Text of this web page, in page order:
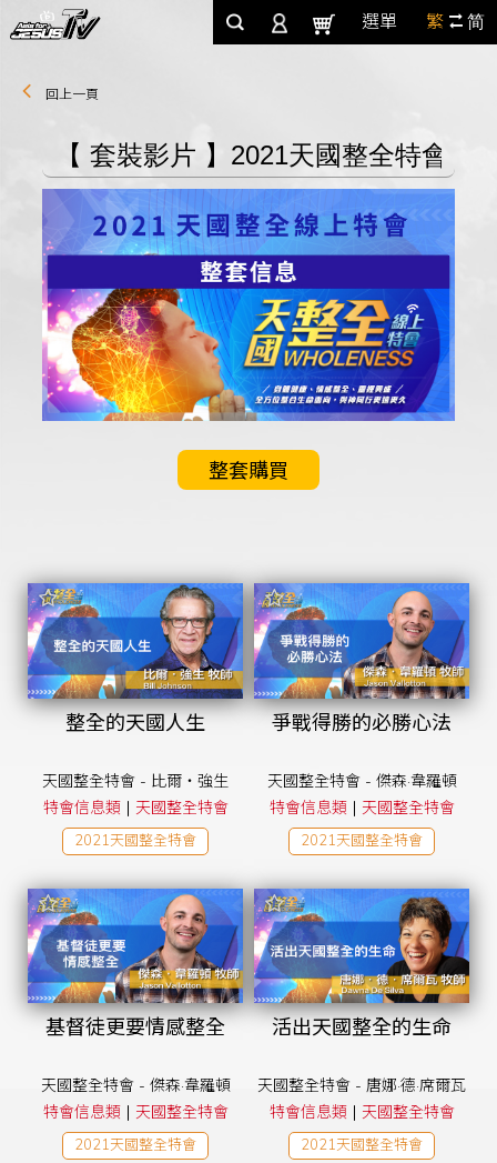
選單 繁 简
回上一頁
整套購買
整全的天國人生
天國整全特會 - 比爾‧強生
特會信息類 | 天國整全特會
2021天國整全特會
爭戰得勝的必勝心法
天國整全特會 - 傑森·韋羅頓
特會信息類 | 天國整全特會
2021天國整全特會
基督徒更要情感整全
天國整全特會 - 傑森·韋羅頓
特會信息類 | 天國整全特會
2021天國整全特會
活出天國整全的生命
天國整全特會 - 唐娜·德·席爾瓦
特會信息類 | 天國整全特會
2021天國整全特會